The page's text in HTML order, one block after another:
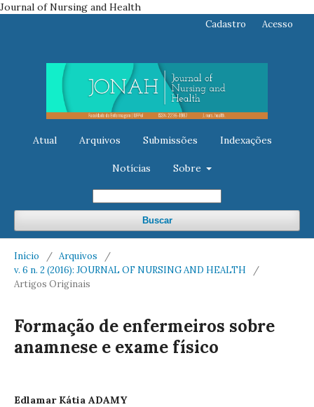
Journal of Nursing and Health
Atual Arquivos Submissões Indexações
Notícias Sobre
Buscar
Cadastro Acesso
Início / Arquivos
/
v. 6 n. 2 (2016): JOURNAL OF NURSING AND HEALTH
/
Artigos Originais
Formação de enfermeiros sobre
anamnese e exame físico
Edlamar Kátia ADAMY